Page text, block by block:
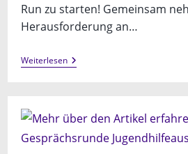
Run zu starten! Gemeinsam
Herausforderung an…
WeiterlesenGreat
Barrier